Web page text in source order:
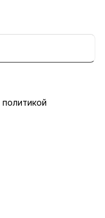
политикой